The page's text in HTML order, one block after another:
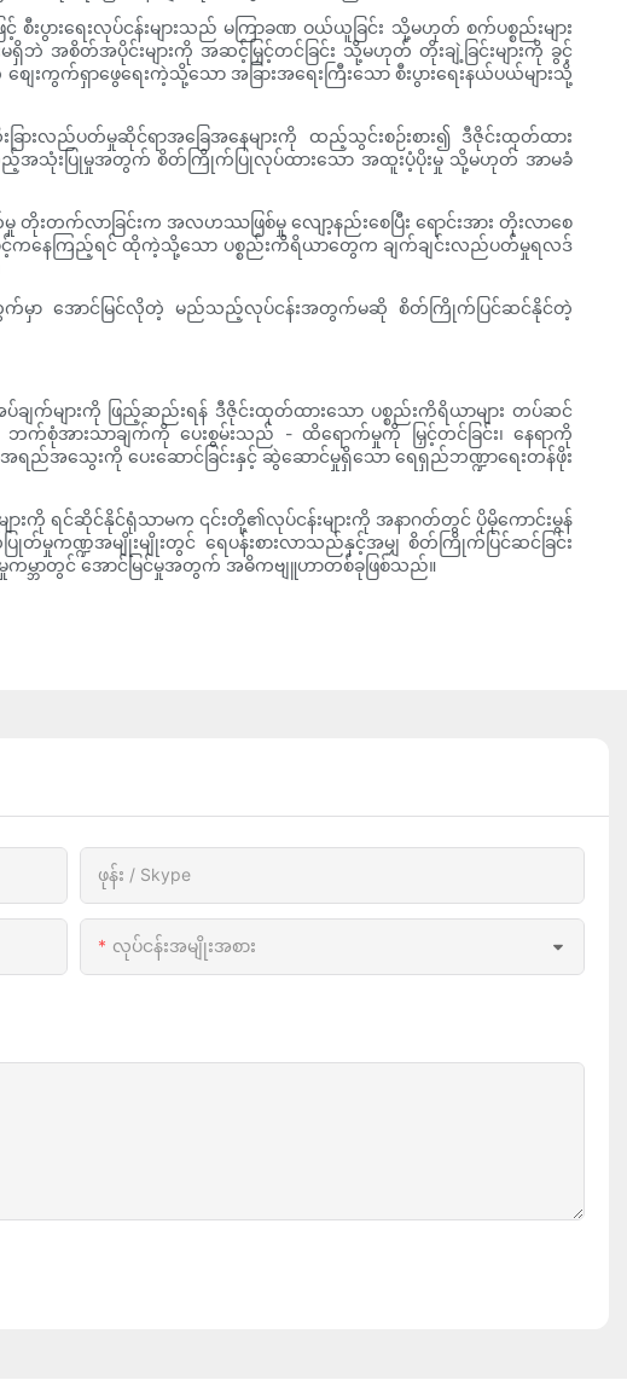
စီးပွားရေးလုပ်ငန်းများသည် မကြာခဏ ဝယ်ယူခြင်း သို့မဟုတ် စက်ပစ္စည်းများ
ဘဲ အစိတ်အပိုင်းများကို အဆင့်မြှင့်တင်ခြင်း သို့မဟုတ် တိုးချဲ့ခြင်းများကို ခွင့်
ကွက်ရှာဖွေရေးကဲ့သို့သော အခြားအရေးကြီးသော စီးပွားရေးနယ်ပယ်များသို့
ြားလည်ပတ်မှုဆိုင်ရာအခြေအနေများကို ထည့်သွင်းစဉ်းစား၍ ဒီဇိုင်းထုတ်ထား
သည့်အသုံးပြုမှုအတွက် စိတ်ကြိုက်ပြုလုပ်ထားသော အထူးပံ့ပိုးမှု သို့မဟုတ် အာမခံ
တိုးတက်လာခြင်းက အလဟဿဖြစ်မှု လျော့နည်းစေပြီး ရောင်းအား တိုးလာစေ
ောင့်ကနေကြည့်ရင် ထိုကဲ့သို့သော ပစ္စည်းကိရိယာတွေက ချက်ချင်းလည်ပတ်မှုရလဒ်
က်မှာ အောင်မြင်လိုတဲ့ မည်သည့်လုပ်ငန်းအတွက်မဆို စိတ်ကြိုက်ပြင်ဆင်နိုင်တဲ့
ျက်များကို ဖြည့်ဆည်းရန် ဒီဇိုင်းထုတ်ထားသော ပစ္စည်းကိရိယာများ တပ်ဆင်
ဘက်စုံအားသာချက်ကို ပေးစွမ်းသည် - ထိရောက်မှုကို မြှင့်တင်ခြင်း၊ နေရာကို
အရည်အသွေးကို ပေးဆောင်ခြင်းနှင့် ဆွဲဆောင်မှုရှိသော ရေရှည်ဘဏ္ဍာရေးတန်ဖိုး
ျားကို ရင်ဆိုင်နိုင်ရုံသာမက ၎င်းတို့၏လုပ်ငန်းများကို အနာဂတ်တွင် ပိုမိုကောင်းမွန်
ြုတ်မှုကဏ္ဍအမျိုးမျိုးတွင် ရေပန်းစားလာသည်နှင့်အမျှ စိတ်ကြိုက်ပြင်ဆင်ခြင်း
မှုကမ္ဘာတွင် အောင်မြင်မှုအတွက် အဓိကဗျူဟာတစ်ခုဖြစ်သည်။
ဖုန်း / Skype
လုပ်ငန်းအမျိုးအစား